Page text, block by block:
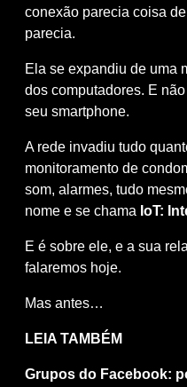
conexão parecia coisa
parecia.
Ela se expandiu de uma
dos computadores. E
seu smartphone.
A rede invadiu tudo
monitoramento de
som, alarmes, tudo
nome e se chama IoT:
E é sobre ele, e a sua
falaremos hoje.
Mas antes…
LEIA TAMBÉM
Grupos do Facebook: